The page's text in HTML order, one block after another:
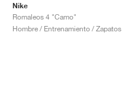
Nike
Romaleos 4 "Camo"
Hombre / Entrenamiento / Zapatos